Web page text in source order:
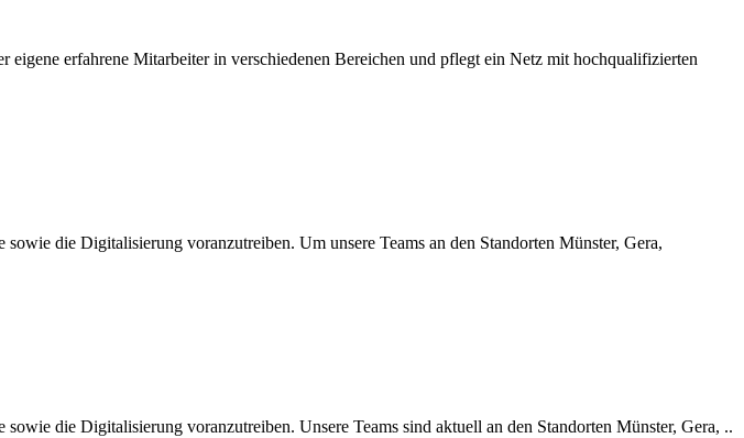
erfahrene Mitarbeiter in verschiedenen Bereichen und pflegt ein Netz mit hochqualifizierten
die Digitalisierung voranzutreiben. Um unsere Teams an den Standorten Münster, Gera,
die Digitalisierung voranzutreiben. Unsere Teams sind aktuell an den Standorten Münster, Gera, ..